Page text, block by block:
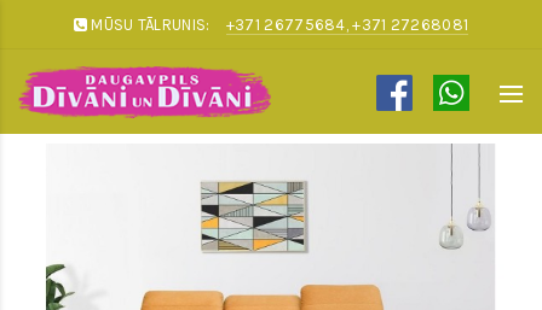
MŪSU TĀLRUNIS: +371 26775684, +371 27268081